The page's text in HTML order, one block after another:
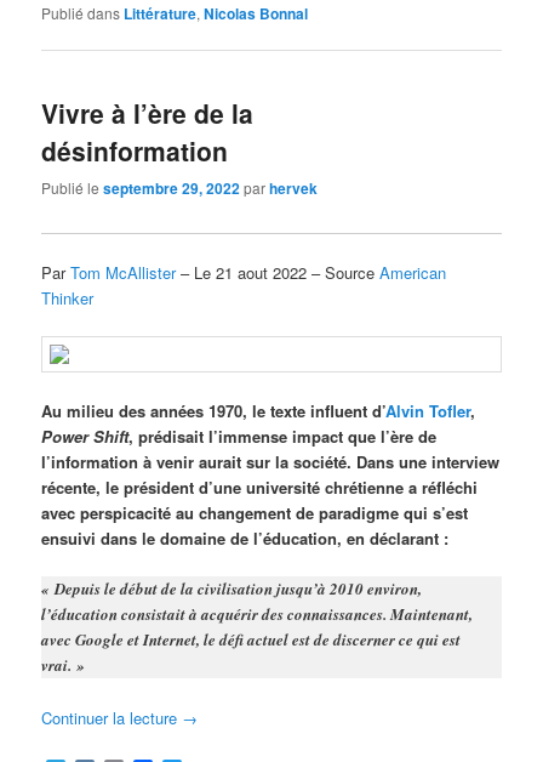
Publié dans Littérature,Nicolas Bonnal
Vivre à l’ère de la
désinformation
Publié leseptembre 29, 2022parhervek
ParTom McAllister– Le 21 aout 2022 – SourceAmerican
Thinker
Au milieu des années 1970, le texte influent d’Alvin Tofler,
Power Shift, prédisait l’immense impact que l’ère de
l’information à venir aurait sur la société. Dans une interview
récente, le président d’une université chrétienne a réfléchi
avec perspicacité au changement de paradigme qui s’est
ensuivi dans le domaine de l’éducation, en déclarant :
« Depuis le début de la civilisation jusqu’à 2010 environ,
l’éducation consistait à acquérir des connaissances. Maintenant,
avec Google et Internet, le défi actuel est de discerner ce qui est
vrai. »
Continuer la lecture →